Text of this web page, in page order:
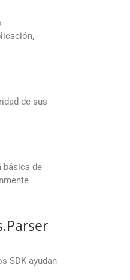
de sus
básica de
SDK ayudan